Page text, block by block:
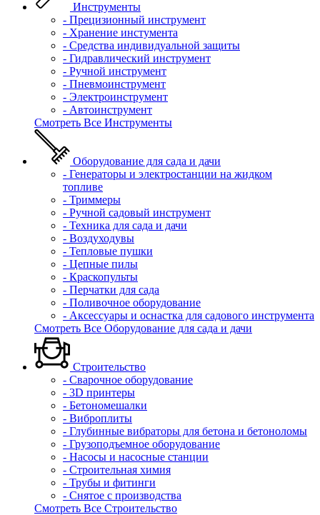
Инструменты
- Прецизионный инструмент
- Хранение инстумента
- Средства индивидуальной защиты
- Гидравлический инструмент
- Ручной инструмент
- Пневмоинструмент
- Электроинструмент
- Автоинструмент
Смотреть Все Инструменты
Оборудование для сада и дачи
- Генераторы и электростанции на жидком
топливе
- Триммеры
- Ручной садовый инструмент
- Техника для сада и дачи
- Воздуходувы
- Тепловые пушки
- Цепные пилы
- Краскопульты
- Перчатки для сада
- Поливочное оборудование
- Аксессуары и оснастка для садового инструмента
Смотреть Все Оборудование для сада и дачи
Строительство
- Сварочное оборудование
- 3D принтеры
- Бетономешалки
- Виброплиты
- Глубинные вибраторы для бетона и бетоноломы
- Грузоподъемное оборудование
- Насосы и насосные станции
- Строительная химия
- Трубы и фитинги
- Снятое с производства
Смотреть Все Строительство